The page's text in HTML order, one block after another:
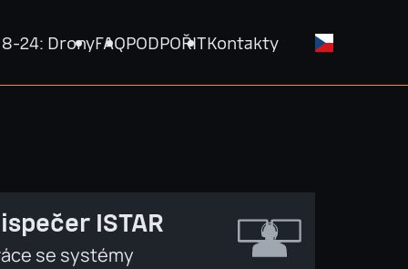
24: DronyFAQPODPOŘITKontakty
ISTAR
se systémy